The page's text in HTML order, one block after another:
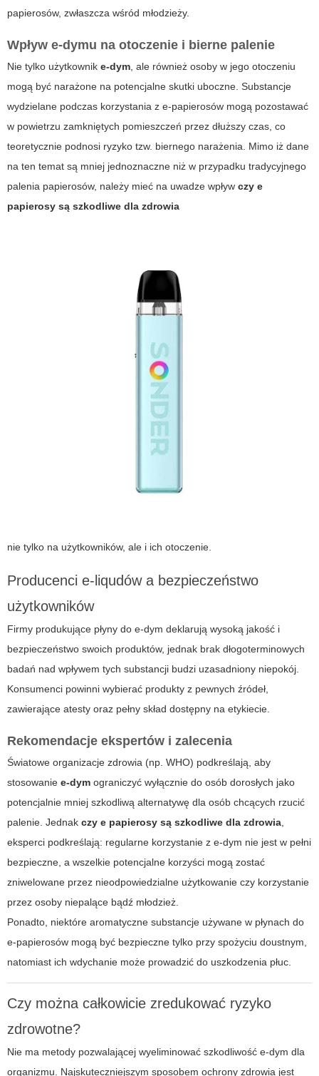
papierosów, zwłaszcza wśród młodzieży.
Wpływ e-dymu na otoczenie i bierne palenie
Nie tylko użytkownik e-dym, ale również osoby w jego otoczeniu
mogą być narażone na potencjalne skutki uboczne. Substancje
wydzielane podczas korzystania z e-papierosów mogą pozostawać
w powietrzu zamkniętych pomieszczeń przez dłuższy czas, co
teoretycznie podnosi ryzyko tzw. biernego narażenia. Mimo iż dane
na ten temat są mniej jednoznaczne niż w przypadku tradycyjnego
palenia papierosów, należy mieć na uwadze wpływ czy e
papierosy są szkodliwe dla zdrowia
nie tylko na użytkowników, ale i ich otoczenie.
Producenci e-liqudów a bezpieczeństwo
użytkowników
Firmy produkujące płyny do e-dym deklarują wysoką jakość i
bezpieczeństwo swoich produktów, jednak brak dłogoterminowych
badań nad wpływem tych substancji budzi uzasadniony niepokój.
Konsumenci powinni wybierać produkty z pewnych źródeł,
zawierające atesty oraz pełny skład dostępny na etykiecie.
Rekomendacje ekspertów i zalecenia
Światowe organizacje zdrowia (np. WHO) podkreślają, aby
stosowanie e-dym ograniczyć wyłącznie do osób dorosłych jako
potencjalnie mniej szkodliwą alternatywę dla osób chcących rzucić
palenie. Jednak czy e papierosy są szkodliwe dla zdrowia,
eksperci podkreślają: regularne korzystanie z e-dym nie jest w pełni
bezpieczne, a wszelkie potencjalne korzyści mogą zostać
zniwelowane przez nieodpowiedzialne użytkowanie czy korzystanie
przez osoby niepalące bądź młodzież.
Ponadto, niektóre aromatyczne substancje używane w płynach do
e-papierosów mogą być bezpieczne tylko przy spożyciu doustnym,
natomiast ich wdychanie może prowadzić do uszkodzenia płuc.
Czy można całkowicie zredukować ryzyko
zdrowotne?
Nie ma metody pozwalającej wyeliminować szkodliwość e-dym dla
organizmu. Najskuteczniejszym sposobem ochrony zdrowia jest